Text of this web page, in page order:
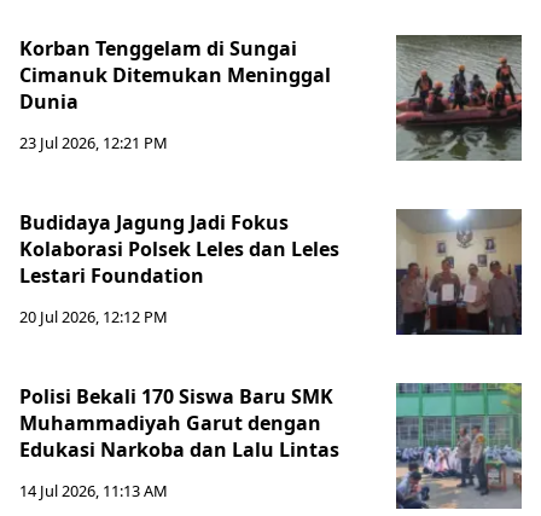
Korban Tenggelam di Sungai
Cimanuk Ditemukan Meninggal
Dunia
23 Jul 2026, 12:21 PM
Budidaya Jagung Jadi Fokus
Kolaborasi Polsek Leles dan Leles
Lestari Foundation
20 Jul 2026, 12:12 PM
Polisi Bekali 170 Siswa Baru SMK
Muhammadiyah Garut dengan
Edukasi Narkoba dan Lalu Lintas
14 Jul 2026, 11:13 AM